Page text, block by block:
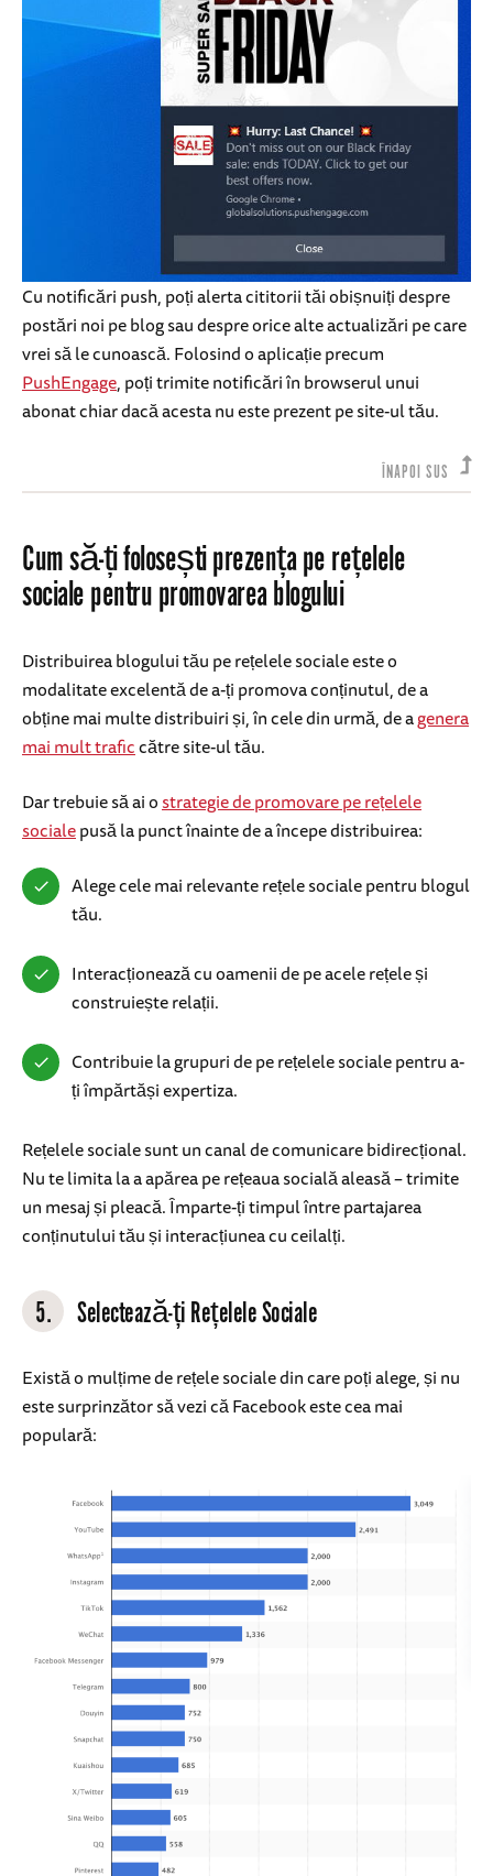
Cu notificări push, poți alerta cititorii tăi obișnuiți despre
postări noi pe blog sau despre orice alte actualizări pe care
vrei să le cunoască. Folosind o aplicație precum
PushEngage, poți trimite notificări în browserul unui
abonat chiar dacă acesta nu este prezent pe site-ul tău.
ÎNAPOI SUS
Cum să-ți folosești prezența pe rețelele
sociale pentru promovarea blogului
Distribuirea blogului tău pe rețelele sociale este o
modalitate excelentă de a-ți promova conținutul, de a
obține mai multe distribuiri și, în cele din urmă, de agenera
mai mult traficcătre site-ul tău.
Dar trebuie să ai ostrategie de promovare pe rețelele
socialepusă la punct înainte de a începe distribuirea:
Alege cele mai relevante rețele sociale pentru blogul
tău.
Interacționează cu oamenii de pe acele rețele și
construiește relații.
Contribuie la grupuri de pe rețelele sociale pentru a-
ți împărtăși expertiza.
Rețelele sociale sunt un canal de comunicare bidirecțional.
Nu te limita la a apărea pe rețeaua socială aleasă – trimite
un mesaj și pleacă. Împarte-ți timpul între partajarea
conținutului tău și interacțiunea cu ceilalți.
5. Selectează-ți Rețelele Sociale
Există o mulțime de rețele sociale din care poți alege, și nu
este surprinzător să vezi că Facebook este cea mai
populară: